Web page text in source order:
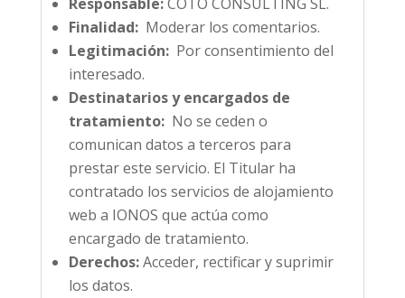
Finalidad:Moderar los comentarios.
Legitimación:Por consentimiento del
interesado.
Destinatarios y encargados de
tratamiento:No se ceden o
comunican datos a terceros para
prestar este servicio. El Titular ha
contratado los servicios de alojamiento
web a IONOS que actúa como
encargado de tratamiento.
Derechos:Acceder, rectificar y suprimir
los datos.